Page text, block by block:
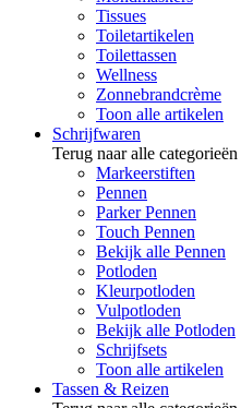
Tissues
Toiletartikelen
Toilettassen
Wellness
Zonnebrandcrème
Toon alle artikelen
Schrijfwaren
Terug naar alle categorieën
Markeerstiften
Pennen
Parker Pennen
Touch Pennen
Bekijk alle Pennen
Potloden
Kleurpotloden
Vulpotloden
Bekijk alle Potloden
Schrijfsets
Toon alle artikelen
Tassen & Reizen